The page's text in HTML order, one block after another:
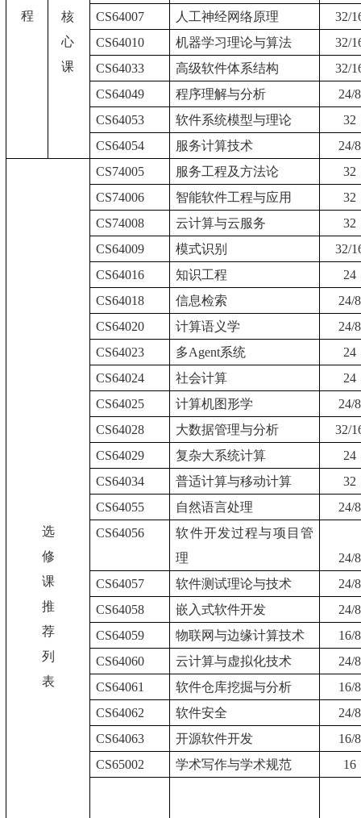
程
核
心
课
CS64007
人工神经网络原理
32/
CS64010
机器学习理论与算法
32/
CS64033
高级软件体系结构
32/
CS64049
程序理解与分析
24/8
CS64053
软件系统模型与理论
32
CS64054
服务计算技术 24/8
选
修
课
推
荐
列
表
CS74005 服务工程及方法论
32
CS74006
智能软件工程与应用
32
CS74008
云计算与云服务
32
CS64009
模式识别
32/
CS64016
知识工程
24
CS64018
信息检索
24/8
CS64020
计算语义学
24/8
CS64023
多Agent系统
24
CS64024
社会计算
24
CS64025
计算机图形学
24/8
CS64028
大数据管理与分析
32/
CS64029
复杂大系统计算
24
CS64034
普适计算与移动计算
32
CS64055
自然语言处理
24/8
CS64056
软件开发过程与项目管
理
24/8
CS64057
软件测试理论与技术
24/8
CS64058
嵌入式软件开发
24/8
CS64059
物联网与边缘计算技术
16/8
CS64060
云计算与虚拟化技术
24/8
CS64061
软件仓库挖掘与分析
16/8
CS64062
软件安全
24/8
CS64063
开源软件开发
16/8
CS65002
学术写作与学术规范 16